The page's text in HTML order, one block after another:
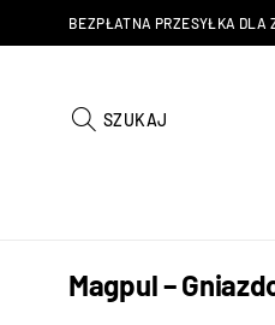
BEZPŁATNA PRZESYŁKA DLA
SZUKAJ
Magpul –